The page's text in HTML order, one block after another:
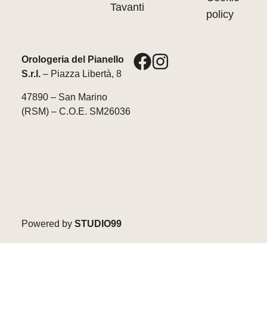
Tavanti
policy
Orologeria del Pianello
S.r.l.– Piazza Libertà, 8
47890 – San Marino
(RSM) – C.O.E. SM26036
Powered by STUDIO99